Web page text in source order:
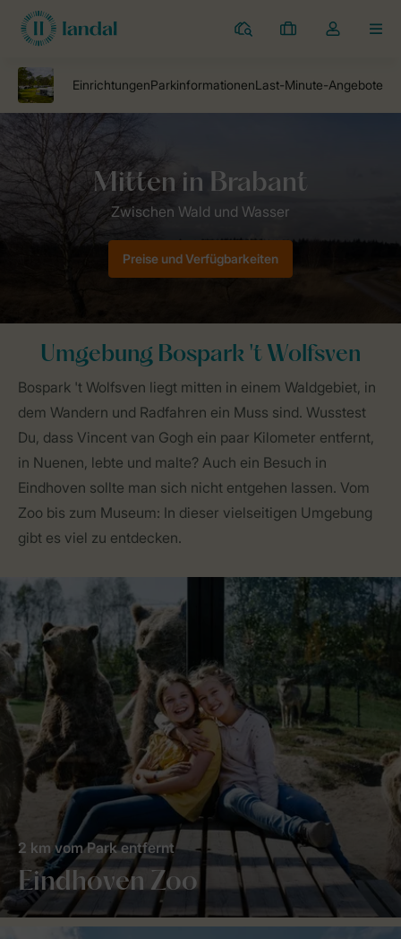
Campingplätze
Meine
Dropdown-
Kontos
öffnen
Landal Camping
Preise und Verfügbarkeiten
Umgebung Bospark 't Wolfsven
Bospark 't Wolfsven liegt mitten in einem Waldgebiet, in
dem Wandern und Radfahren ein Muss sind. Wusstest
Du, dass Vincent van Gogh ein paar Kilometer entfernt,
in Nuenen, lebte und malte? Auch ein Besuch in
Eindhoven sollte man sich nicht entgehen lassen. Vom
Zoo bis zum Museum: In dieser vielseitigen Umgebung
gibt es viel zu entdecken.
Eindhoven Zoo
2 km vom Park entfernt